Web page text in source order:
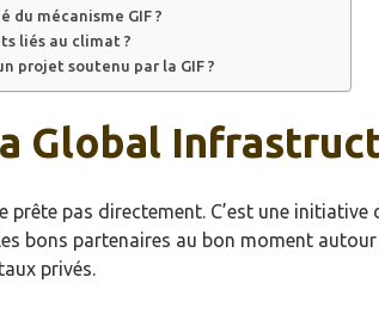
du mécanisme GIF ?
liés au climat ?
projet soutenu par la GIF ?
Global
prête pas directement. C’est une
bons partenaires au bon moment
privés.